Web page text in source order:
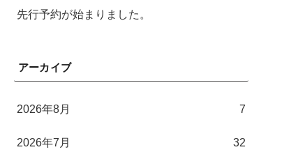
先行予約が始まりました。
アーカイブ
2026年8月 7
2026年7月 32